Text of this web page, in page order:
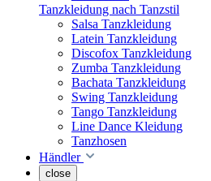
Tanzkleidung nach Tanzstil
Salsa Tanzkleidung
Latein Tanzkleidung
Discofox Tanzkleidung
Zumba Tanzkleidung
Bachata Tanzkleidung
Swing Tanzkleidung
Tango Tanzkleidung
Line Dance Kleidung
Tanzhosen
Händler
close